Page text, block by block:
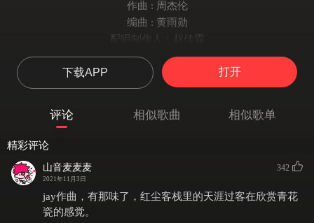
作曲 : 周杰伦
编曲 : 黄雨勋
配唱制作人：赵佳霖
编曲：黄雨勋(梦想之翼)
二胡：周菲比
古筝：杜鹃
和声：陈柏全
混音室：行人录音棚/北京九紫天诚录音棚
母带工程师：Chris Gehringer@Sterling Sound Studio
下载APP 打开
评论 相似歌曲 相似歌单
精彩评论
山音麦麦麦
2021年11月3日
342
jay作曲，有那味了，红尘客栈里的天涯过客在欣赏青花
瓷的感觉。